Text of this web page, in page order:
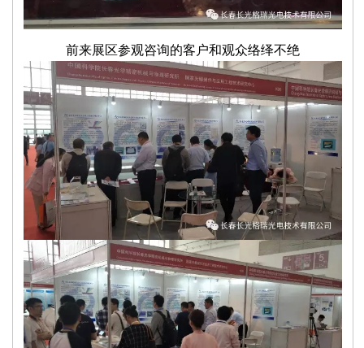
前来展区参观咨询的客户和观众络绎不绝